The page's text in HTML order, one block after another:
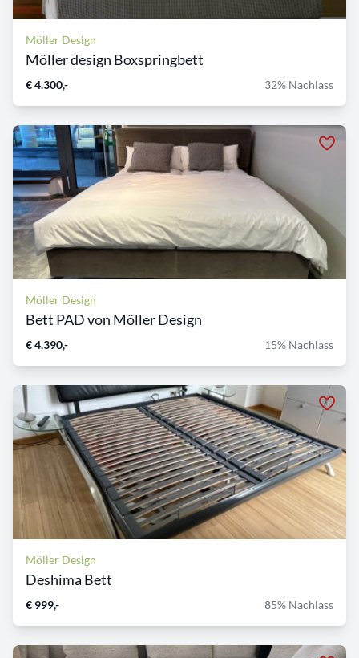
Möller Design
Möller design Boxspringbett
€ 4.300,- 32% Nachlass
Möller Design
Bett PAD von Möller Design
€ 4.390,- 15% Nachlass
Möller Design
Deshima Bett
€ 999,- 85% Nachlass